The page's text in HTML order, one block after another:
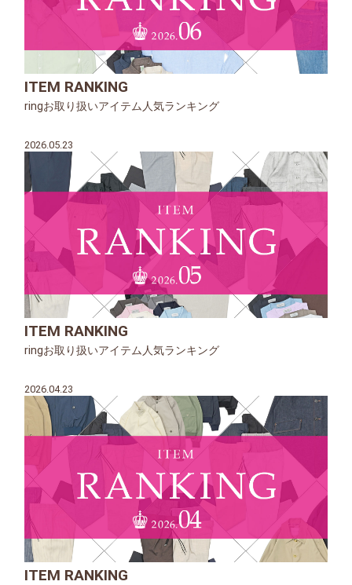
ITEM RANKING
ringお取り扱いアイテム人気ランキング
2026.05.23
ITEM RANKING
ringお取り扱いアイテム人気ランキング
2026.04.23
ITEM RANKING